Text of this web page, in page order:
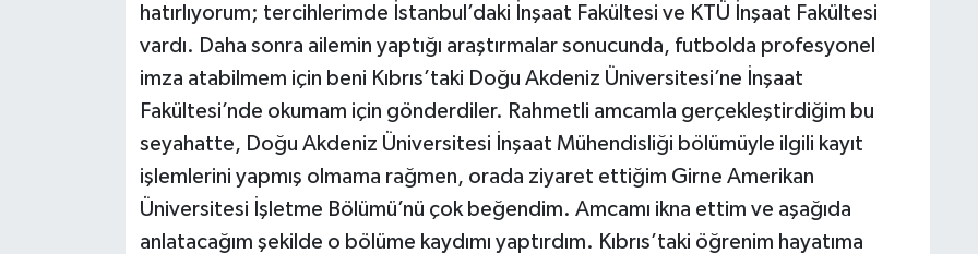
hatırlıyorum; tercihlerimde İstanbul’daki İnşaat Fakültesi ve KTÜ İnşaat Fakültesi
vardı. Daha sonra ailemin yaptığı araştırmalar sonucunda, futbolda profesyonel
imza atabilmem için beni Kıbrıs’taki Doğu Akdeniz Üniversitesi’ne İnşaat
Fakültesi’nde okumam için gönderdiler. Rahmetli amcamla gerçekleştirdiğim bu
seyahatte, Doğu Akdeniz Üniversitesi İnşaat Mühendisliği bölümüyle ilgili kayıt
işlemlerini yapmış olmama rağmen, orada ziyaret ettiğim Girne Amerikan
Üniversitesi İşletme Bölümü’nü çok beğendim. Amcamı ikna ettim ve aşağıda
anlatacağım şekilde o bölüme kaydımı yaptırdım. Kıbrıs’taki öğrenim hayatıma